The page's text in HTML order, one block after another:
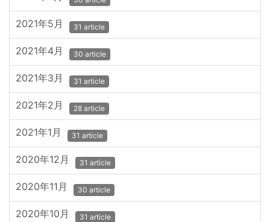
2021年5月 31 article
2021年4月 30 article
2021年3月 31 article
2021年2月 28 article
2021年1月 31 article
2020年12月 31 article
2020年11月 30 article
2020年10月 31 article